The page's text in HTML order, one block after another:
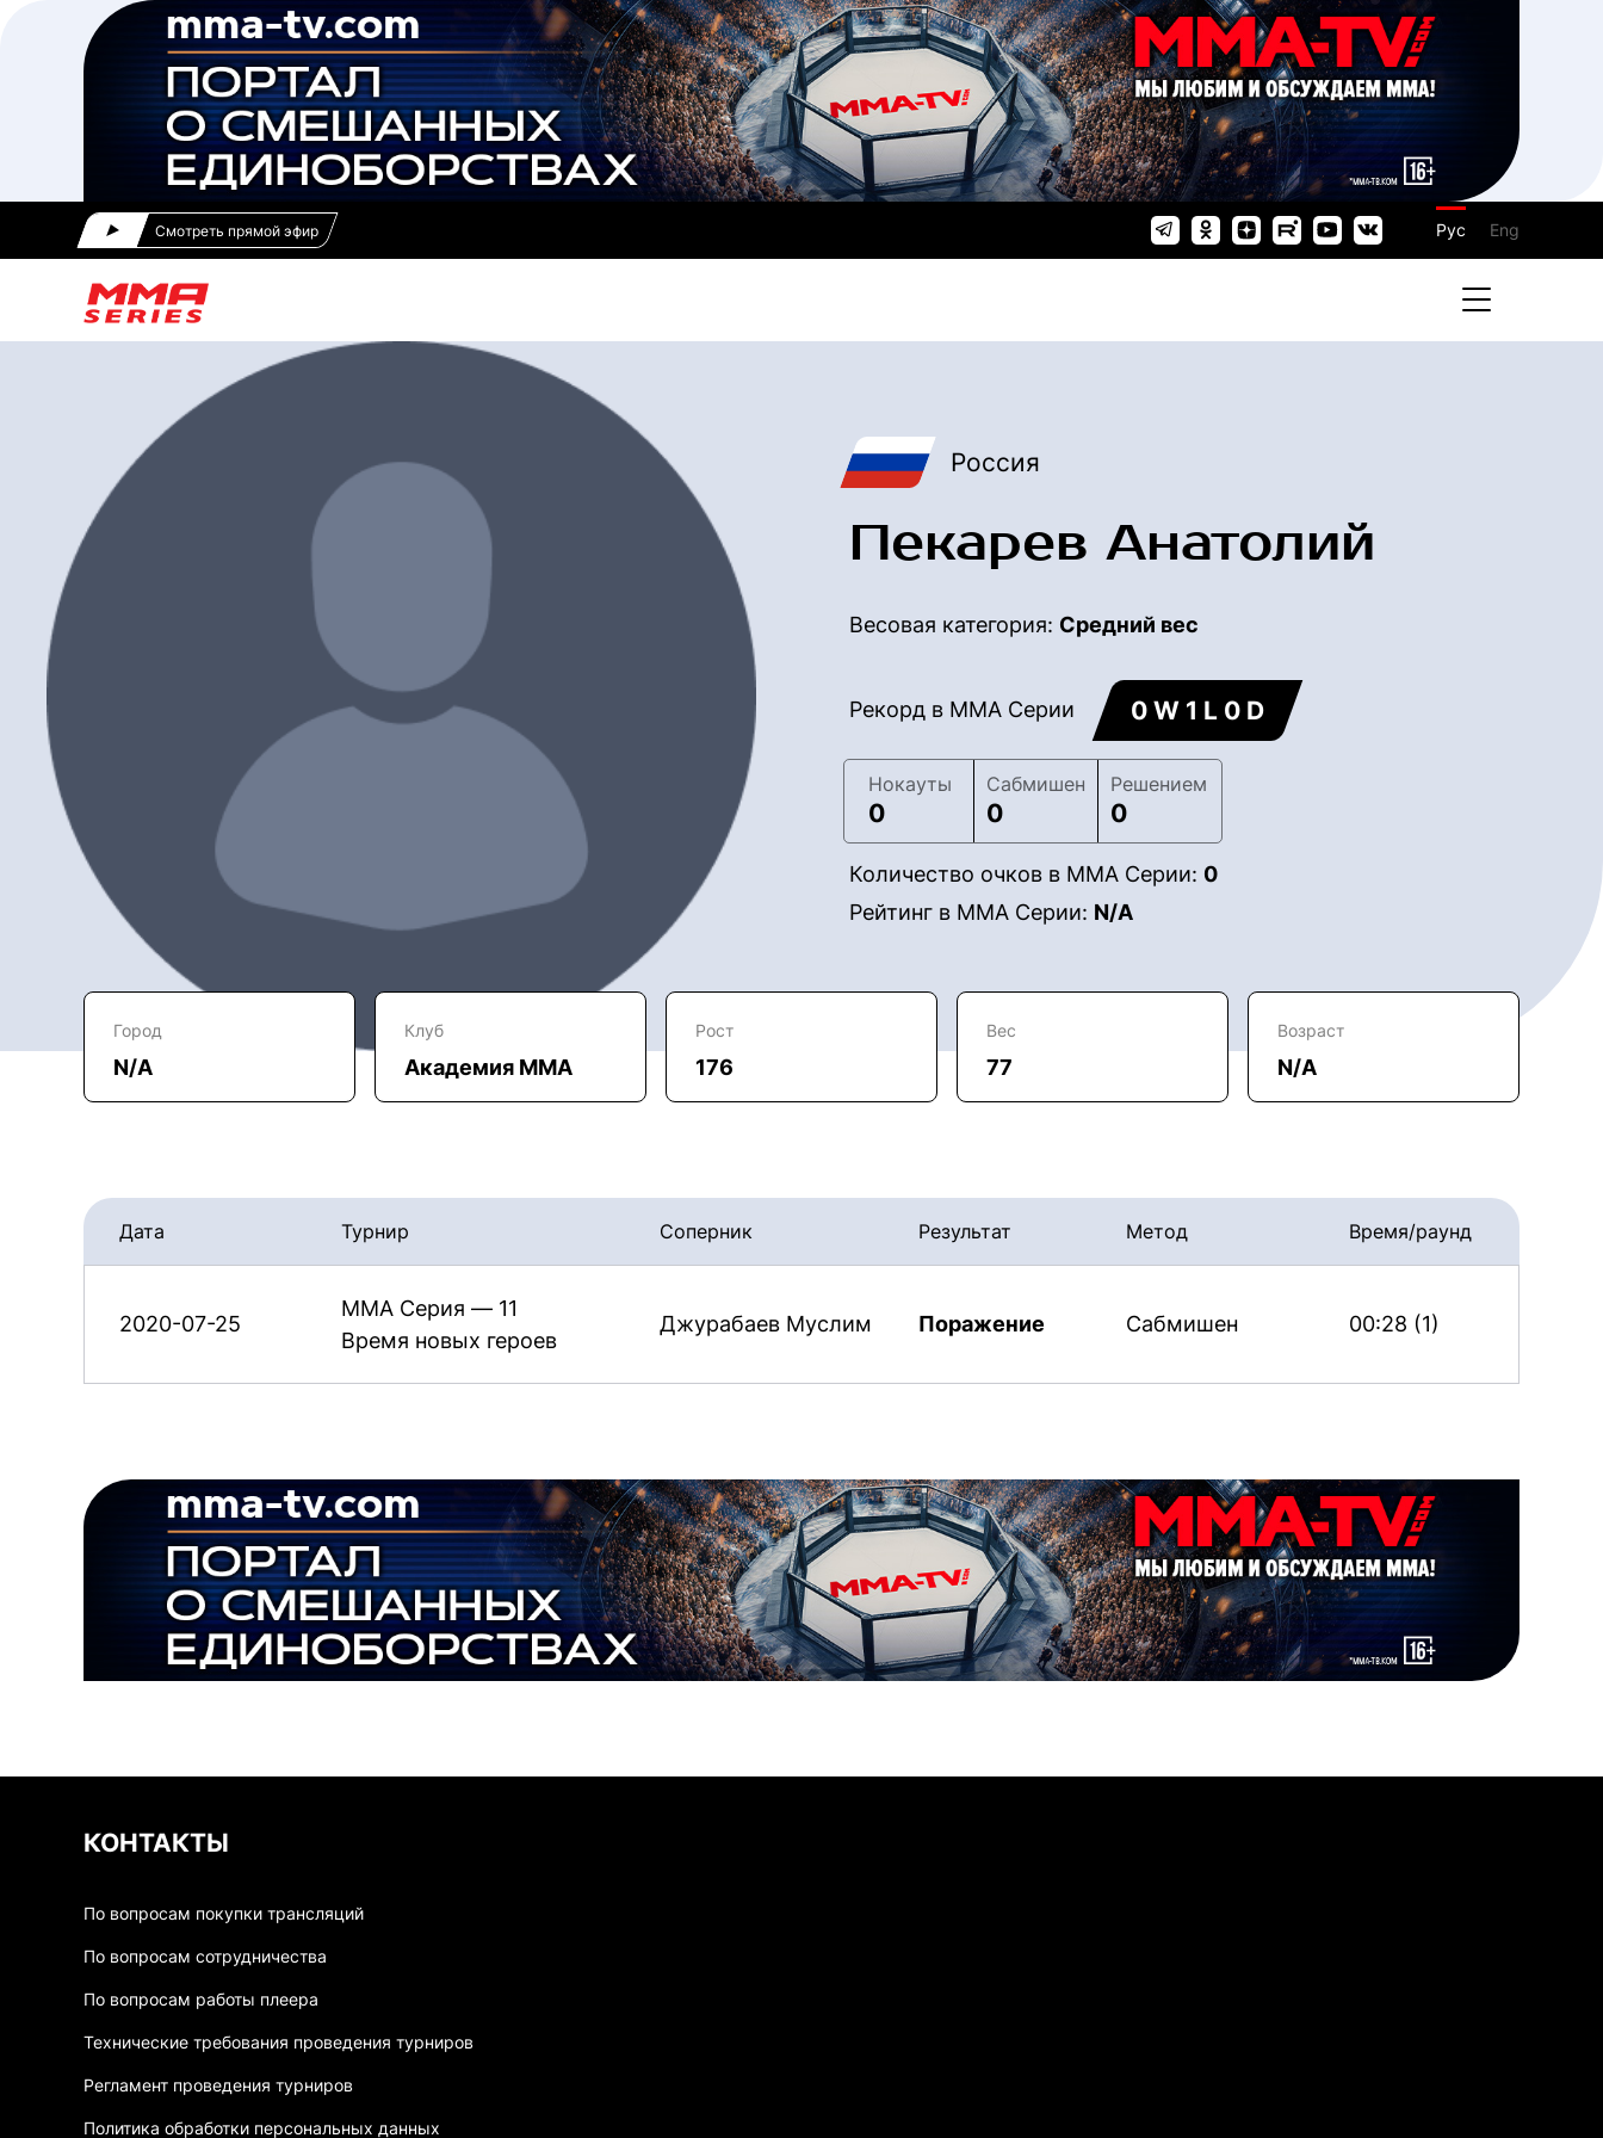
Смотреть прямой эфир Рус Eng
Россия
Пекарев Анатолий
Весовая категория: Средний вес
Рекорд в ММА Серии 0 W 1 L 0 D
Нокауты
0
Сабмишен
0
Решением
0
Количество очков в ММА Серии: 0
Рейтинг в ММА Серии: N/A
Город
N/A
Клуб
Академия ММА
Рост
176
Вес
77
Возраст
N/A
Дата Турнир Соперник Результат Метод Время/раунд
2020-07-25
ММА Серия — 11
Время новых героев
Джурабаев Муслим Поражение Сабмишен 00:28 (1)
КОНТАКТЫ
По вопросам покупки трансляций
По вопросам сотрудничества
По вопросам работы плеера
Технические требования проведения турниров
Регламент проведения турниров
Политика обработки персональных данных